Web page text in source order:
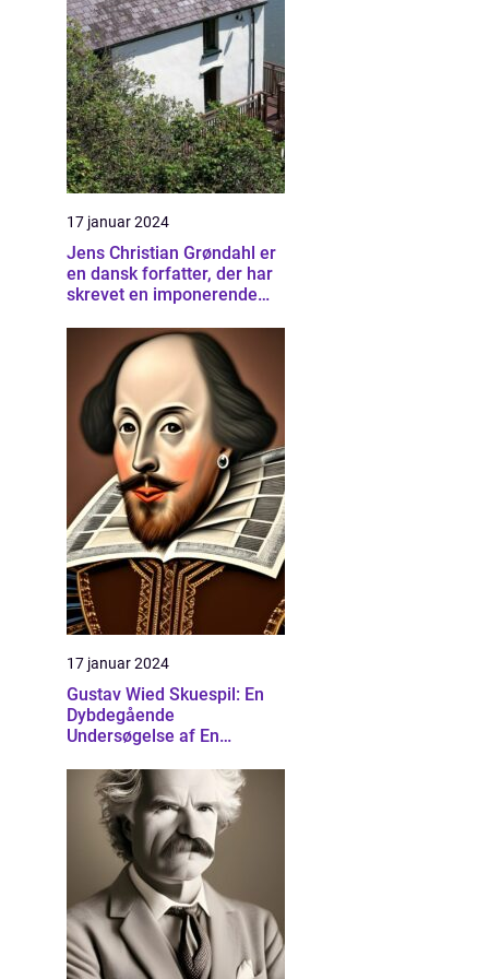
17 januar 2024
Jens Christian Grøndahl er
en dansk forfatter, der har
skrevet en imponerende
debut i 1985
17 januar 2024
Gustav Wied Skuespil: En
Dybdegående
Undersøgelse af En